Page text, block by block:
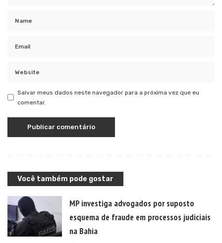
Salvar meus dados neste navegador para a próxima vez que eu
comentar.
Você também pode gostar
MP investiga advogados por suposto
esquema de fraude em processos judiciais
na Bahia